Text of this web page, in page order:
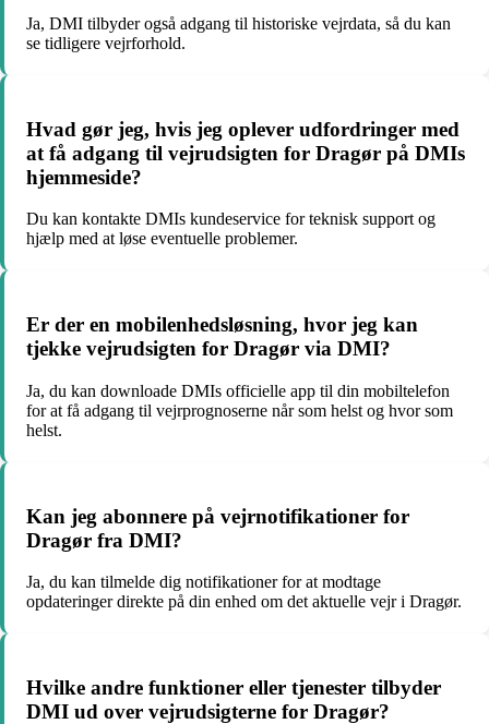
Ja, DMI tilbyder også adgang til historiske vejrdata, så du kan
se tidligere vejrforhold.
Hvad gør jeg, hvis jeg oplever udfordringer med
at få adgang til vejrudsigten for Dragør på DMIs
hjemmeside?
Du kan kontakte DMIs kundeservice for teknisk support og
hjælp med at løse eventuelle problemer.
Er der en mobilenhedsløsning, hvor jeg kan
tjekke vejrudsigten for Dragør via DMI?
Ja, du kan downloade DMIs officielle app til din mobiltelefon
for at få adgang til vejrprognoserne når som helst og hvor som
helst.
Kan jeg abonnere på vejrnotifikationer for
Dragør fra DMI?
Ja, du kan tilmelde dig notifikationer for at modtage
opdateringer direkte på din enhed om det aktuelle vejr i Dragør.
Hvilke andre funktioner eller tjenester tilbyder
DMI ud over vejrudsigterne for Dragør?